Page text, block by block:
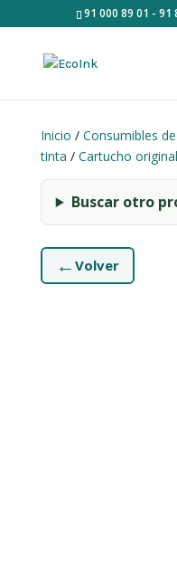
91 000 89 01 - 91
Inicio / Consumibles
tinta / Cartucho original
Buscar otro
← Volver